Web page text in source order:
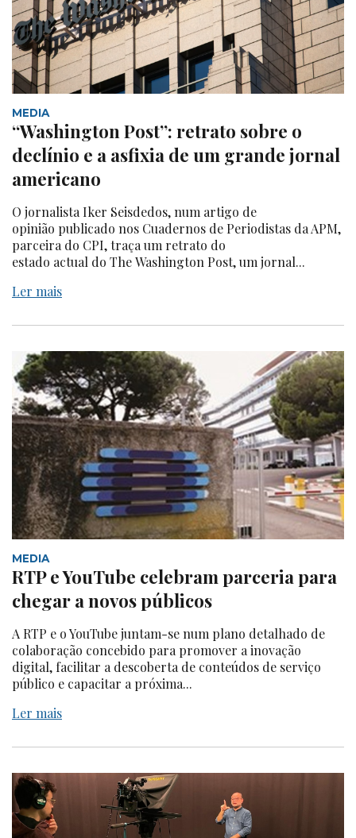
MEDIA
“Washington Post”: retrato sobre o
declínio e a asfixia de um grande jornal
americano
O jornalista Iker Seisdedos, num artigo de
opinião publicado nos Cuadernos de Periodistas da APM,
parceira do CPI, traça um retrato do
estado actual do The Washington Post, um jornal...
Ler mais
MEDIA
RTP e YouTube celebram parceria para
chegar a novos públicos
A RTP e o YouTube juntam-se num plano detalhado de
colaboração concebido para promover a inovação
digital, facilitar a descoberta de conteúdos de serviço
público e capacitar a próxima...
Ler mais